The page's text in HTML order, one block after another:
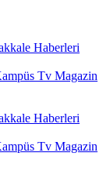
Haberleri
Tv Magazin
Haberleri
Tv Magazin